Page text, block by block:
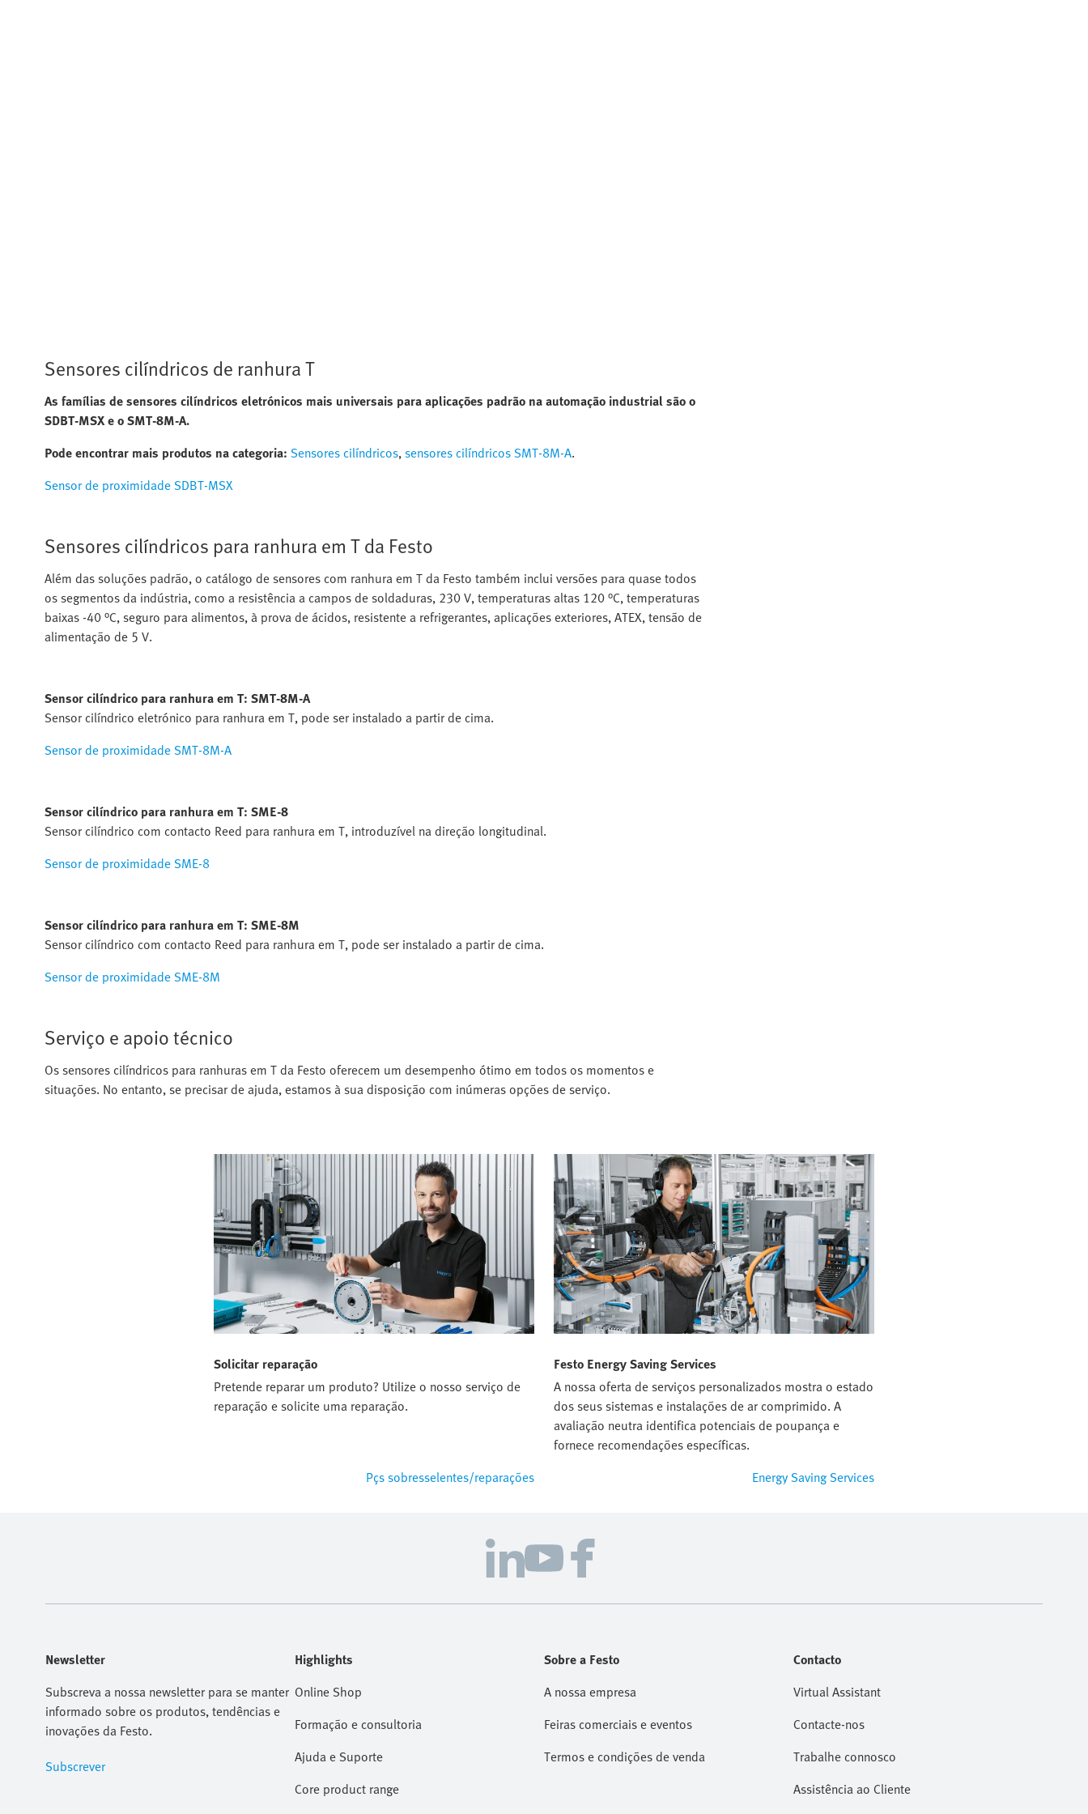
Sensores cilíndricos de ranhura T
As famílias de sensores cilíndricos eletrónicos mais universais para aplicações padrão na automação industrial são o
SDBT-MSX e o SMT-8M-A.
Pode encontrar mais produtos na categoria: Sensores cilíndricos,sensores cilíndricos SMT-8M-A.
Sensor de proximidade SDBT-MSX
Sensores cilíndricos para ranhura em T da Festo
Além das soluções padrão, o catálogo de sensores com ranhura em T da Festo também inclui versões para quase todos
os segmentos da indústria, como a resistência a campos de soldaduras, 230 V, temperaturas altas 120 °C, temperaturas
baixas -40 °C, seguro para alimentos, à prova de ácidos, resistente a refrigerantes, aplicações exteriores, ATEX, tensão de
alimentação de 5 V.
Sensor cilíndrico para ranhura em T: SMT-8M-A
Sensor cilíndrico eletrónico para ranhura em T, pode ser instalado a partir de cima.
Sensor de proximidade SMT-8M-A
Sensor cilíndrico para ranhura em T: SME-8
Sensor cilíndrico com contacto Reed para ranhura em T, introduzível na direção longitudinal.
Sensor de proximidade SME-8
Sensor cilíndrico para ranhura em T: SME-8M
Sensor cilíndrico com contacto Reed para ranhura em T, pode ser instalado a partir de cima.
Sensor de proximidade SME-8M
Serviço e apoio técnico
Os sensores cilíndricos para ranhuras em T da Festo oferecem um desempenho ótimo em todos os momentos e
situações. No entanto, se precisar de ajuda, estamos à sua disposição com inúmeras opções de serviço.
Solicitar reparação
Pretende reparar um produto? Utilize o nosso serviço de
reparação e solicite uma reparação.
Pçs sobresselentes/reparações
Festo Energy Saving Services
A nossa oferta de serviços personalizados mostra o estado
dos seus sistemas e instalações de ar comprimido. A
avaliação neutra identifica potenciais de poupança e
fornece recomendações específicas.
Energy Saving Services
Newsletter
Subscreva a nossa newsletter para se manter
informado sobre os produtos, tendências e
inovações da Festo.
Subscrever
Highlights
Online Shop
Formação e consultoria
Ajuda e Suporte
Core product range
Sobre a Festo
A nossa empresa
Feiras comerciais e eventos
Termos e condições de venda
Contacto
Virtual Assistant
Contacte-nos
Trabalhe connosco
Assistência ao Cliente